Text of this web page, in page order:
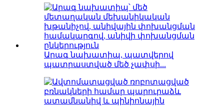
Արագ նախատիպ, պատվերով
պատրաստված մեծ չափսի...